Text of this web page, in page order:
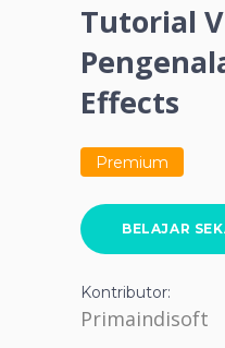
Tutorial
Effects
Premium
BELAJAR
Kontributor:
Primaindisoft